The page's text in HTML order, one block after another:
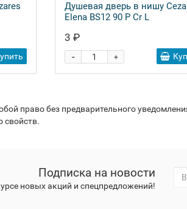
Душевая дверь в нишу
Elena BS12 90 P Cr L
3 ₽
+
-
право без предварительного
свойств.
Подписка на новости
новых акций и спецпредложений!